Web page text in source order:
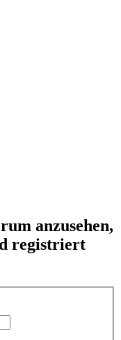
anzusehen,
registriert